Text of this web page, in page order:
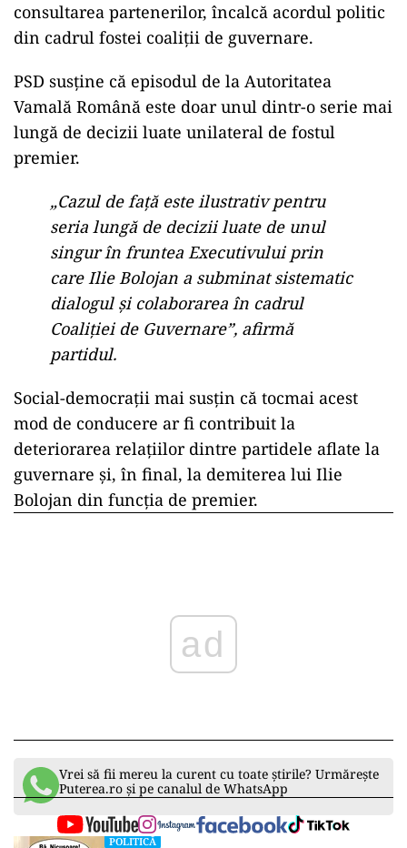
consultarea partenerilor, încalcă acordul politic
din cadrul fostei coaliții de guvernare.
PSD susține că episodul de la Autoritatea
Vamală Română este doar unul dintr-o serie mai
lungă de decizii luate unilateral de fostul
premier.
„Cazul de față este ilustrativ pentru
seria lungă de decizii luate de unul
singur în fruntea Executivului prin
care Ilie Bolojan a subminat sistematic
dialogul și colaborarea în cadrul
Coaliției de Guvernare”, afirmă
partidul.
Social-democrații mai susțin că tocmai acest
mod de conducere ar fi contribuit la
deteriorarea relațiilor dintre partidele aflate la
guvernare și, în final, la demiterea lui Ilie
Bolojan din funcția de premier.
ad
Vrei să fii mereu la curent cu toate știrile? Urmărește
Puterea.ro și pe canalul de WhatsApp
POLITICĂ